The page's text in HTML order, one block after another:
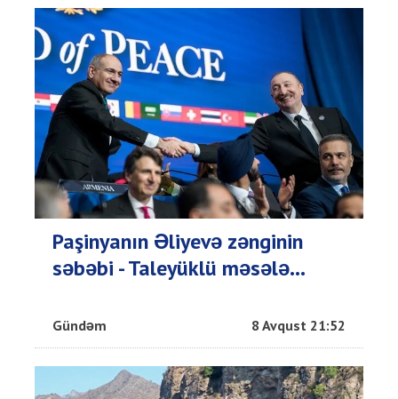
Paşinyanın Əliyevə zənginin
səbəbi - Taleyüklü məsələ...
Gündəm 8 Avqust 21:52